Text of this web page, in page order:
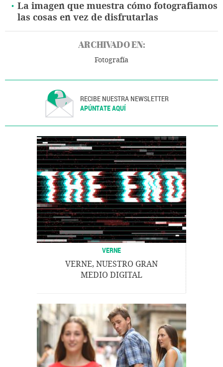
La imagen que muestra cómo fotografiamos
las cosas en vez de disfrutarlas
ARCHIVADO EN:
Fotografía
RECIBE NUESTRA NEWSLETTER
APÚNTATE AQUÍ
VERNE
VERNE, NUESTRO GRAN
MEDIO DIGITAL